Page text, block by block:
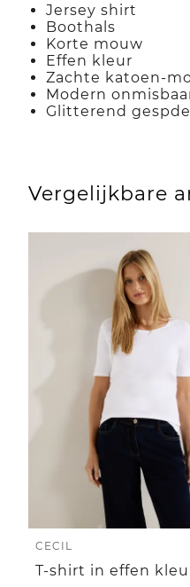
Jersey shirt
Boothals
Korte mouw
Effen kleur
Zachte katoen-
Modern
Glitterend
Vergelijkbare
CECIL
T-shirt in effen